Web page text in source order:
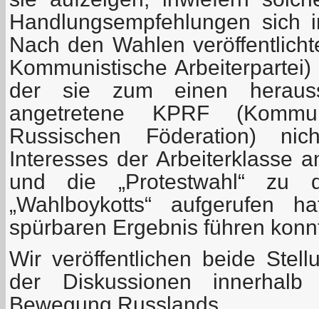
Handlungsempfehlungen sich
Nach den Wahlen
Kommunistische
der sie zum einen
angetretene KPRF
Russischen Föderation)
Interesses der Arbeiterklasse
und die „Protestwahl“ zu
„Wahlboykotts“ aufgerufen
spürbaren Ergebnis führen
Wir veröffentlichen beide
der Diskussionen innerhalb
Bewegung Russlands.